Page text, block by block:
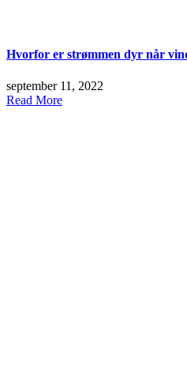
Hvorfor er strømmen dyr når
september 11, 2022
Read More